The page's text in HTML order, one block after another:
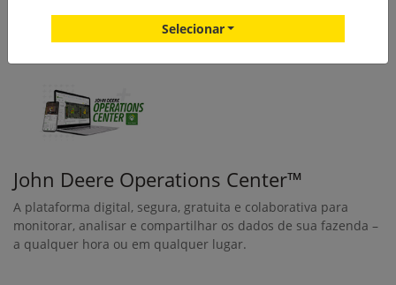
do campo são transmitidos automaticamente para sua conta
do John Deere Operations Center.
John Deere Operations Center™
A plataforma digital, segura, gratuita e colaborativa para
monitorar, analisar e compartilhar os dados de sua fazenda –
a qualquer hora ou em qualquer lugar.
Selecionar